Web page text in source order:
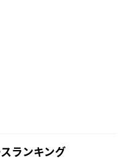
ランキング